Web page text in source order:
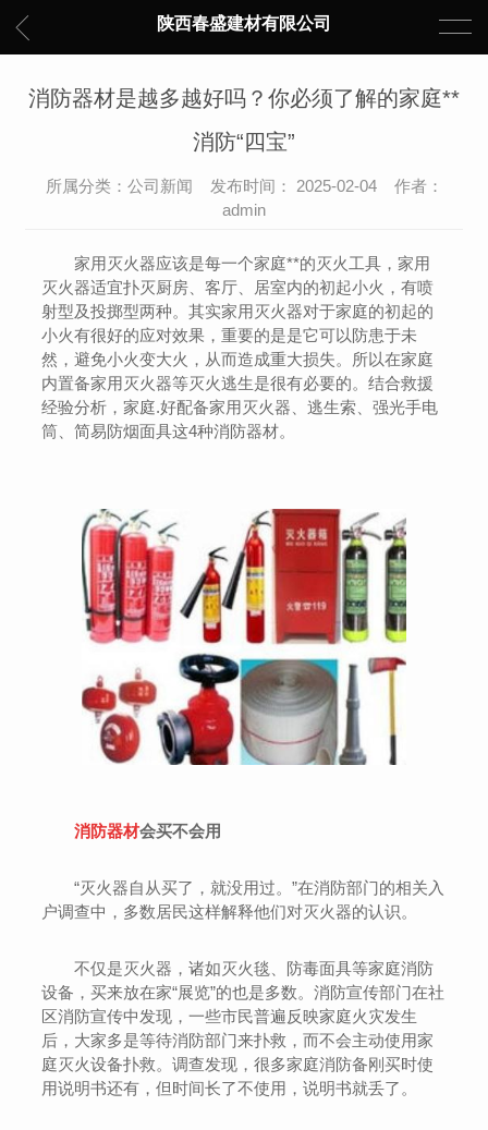
陕西春盛建材有限公司
消防器材是越多越好吗？你必须了解的家庭**
消防“四宝”
所属分类：公司新闻 发布时间： 2025-02-04 作者：
admin
家用灭火器应该是每一个家庭**的灭火工具，家用
灭火器适宜扑灭厨房、客厅、居室内的初起小火，有喷
射型及投掷型两种。其实家用灭火器对于家庭的初起的
小火有很好的应对效果，重要的是是它可以防患于未
然，避免小火变大火，从而造成重大损失。所以在家庭
内置备家用灭火器等灭火逃生是很有必要的。结合救援
经验分析，家庭.好配备家用灭火器、逃生索、强光手电
筒、简易防烟面具这4种消防器材。
消防器材会买不会用
“灭火器自从买了，就没用过。”在消防部门的相关入
户调查中，多数居民这样解释他们对灭火器的认识。
不仅是灭火器，诸如灭火毯、防毒面具等家庭消防
设备，买来放在家“展览”的也是多数。消防宣传部门在社
区消防宣传中发现，一些市民普遍反映家庭火灾发生
后，大家多是等待消防部门来扑救，而不会主动使用家
庭灭火设备扑救。调查发现，很多家庭消防备刚买时使
用说明书还有，但时间长了不使用，说明书就丢了。